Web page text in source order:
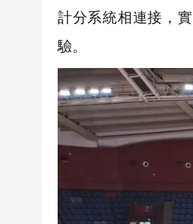
計分系統相連接，
驗。